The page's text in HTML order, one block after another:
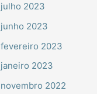
julho 2023
junho 2023
fevereiro 2023
janeiro 2023
novembro 2022